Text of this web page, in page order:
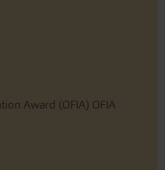
Award (OFIA) OFIA